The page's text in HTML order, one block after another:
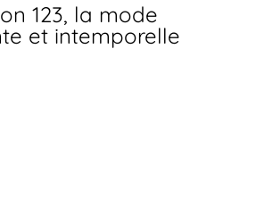
123, la mode
et intemporelle